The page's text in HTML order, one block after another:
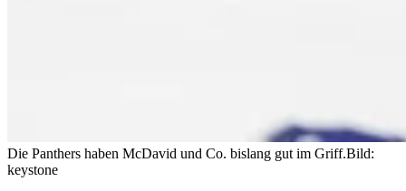
Die Panthers haben McDavid und Co. bislang gut im Griff.Bild:
keystone